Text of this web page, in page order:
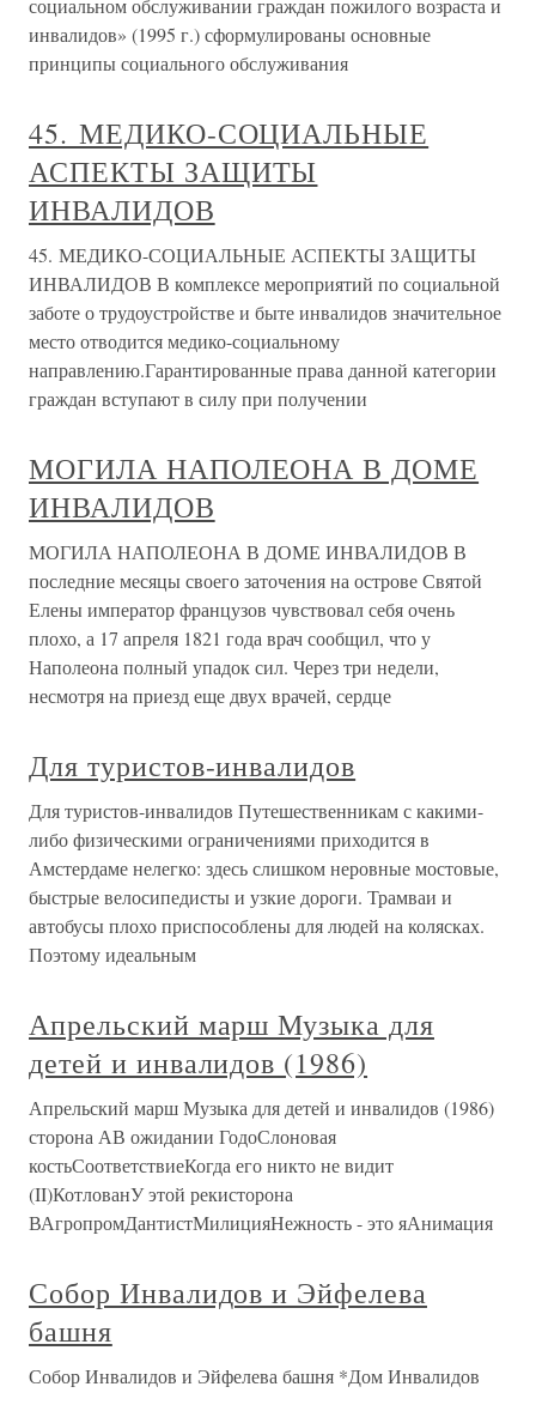
социальном обслуживании граждан пожилого возраста и
инвалидов» (1995 г.) сформулированы основные
принципы социального обслуживания
45. МЕДИКО-СОЦИАЛЬНЫЕ
АСПЕКТЫ ЗАЩИТЫ
ИНВАЛИДОВ
45. МЕДИКО-СОЦИАЛЬНЫЕ АСПЕКТЫ ЗАЩИТЫ
ИНВАЛИДОВ В комплексе мероприятий по социальной
заботе о трудоустройстве и быте инвалидов значительное
место отводится медико-социальному
направлению.Гарантированные права данной категории
граждан вступают в силу при получении
МОГИЛА НАПОЛЕОНА В ДОМЕ
ИНВАЛИДОВ
МОГИЛА НАПОЛЕОНА В ДОМЕ ИНВАЛИДОВ В
последние месяцы своего заточения на острове Святой
Елены император французов чувствовал себя очень
плохо, а 17 апреля 1821 года врач сообщил, что у
Наполеона полный упадок сил. Через три недели,
несмотря на приезд еще двух врачей, сердце
Для туристов-инвалидов
Для туристов-инвалидов Путешественникам с какими-
либо физическими ограничениями приходится в
Амстердаме нелегко: здесь слишком неровные мостовые,
быстрые велосипедисты и узкие дороги. Трамваи и
автобусы плохо приспособлены для людей на колясках.
Поэтому идеальным
Апрельский марш Музыка для
детей и инвалидов (1986)
Апрельский марш Музыка для детей и инвалидов (1986)
сторона АВ ожидании ГодоСлоновая
костьСоответствиеКогда его никто не видит
(II)КотлованУ этой рекисторона
ВАгропромДантистМилицияНежность - это яАнимация
Собор Инвалидов и Эйфелева
башня
Собор Инвалидов и Эйфелева башня *Дом Инвалидов